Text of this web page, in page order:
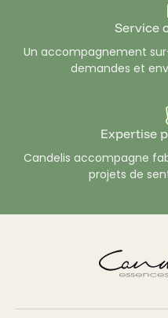
Service
Un accompagnement
demandes et
Expertise
Candelis accompagne
projets de